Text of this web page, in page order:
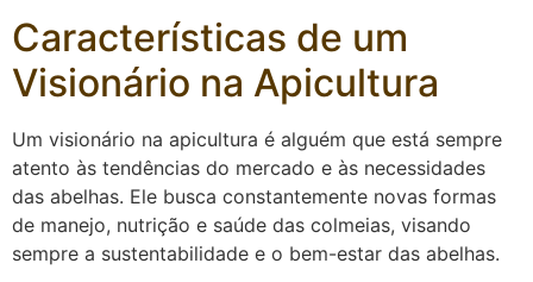
Características de um
Visionário na Apicultura
Um visionário na apicultura é alguém que está sempre
atento às tendências do mercado e às necessidades
das abelhas. Ele busca constantemente novas formas
de manejo, nutrição e saúde das colmeias, visando
sempre a sustentabilidade e o bem-estar das abelhas.